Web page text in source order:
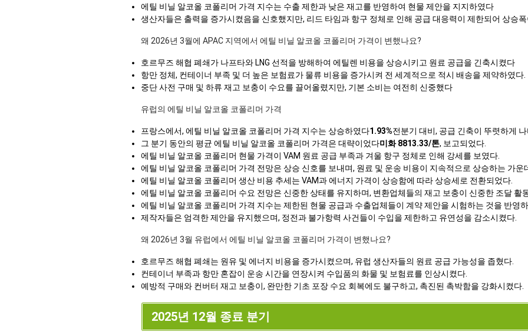
에틸 비닐 알코올 코폴리머 가격 지수는 수출 제한과 낮은 재고를 반영하여 현물 제안을 지지하였다
생산자들은 출력을 증가시켰음을 신호했지만, 리드 타임과 항구 정체로 인해 공급 대응력이 제한되어 상승
왜 2026년 3월에 APAC 지역에서 에틸 비닐 알코올 코폴리머 가격이 변했나요?
호르무즈 해협 폐쇄가 나프타와 LNG 선적을 방해하여 에틸렌 비용을 상승시키고 원료 공급을 긴축시켰다
항만 정체, 컨테이너 부족 및 더 높은 보험료가 물류 비용을 증가시켜 전 세계적으로 적시 배송을 제약하였다.
중단 사전 구매 및 하류 재고 보충이 수요를 끌어올렸지만, 기본 소비는 여전히 신중했다
유럽의 에틸 비닐 알코올 코폴리머 가격
프랑스에서, 에틸 비닐 알코올 코폴리머 가격 지수는 상승하였다1.93%전분기 대비, 공급 긴축이 뚜렷하게 나
그 분기 동안의 평균 에틸 비닐 알코올 코폴리머 가격은 대략이었다미화 8813.33/톤, 보고되었다.
에틸 비닐 알코올 코폴리머 현물 가격이 VAM 원료 공급 부족과 겨울 항구 정체로 인해 강세를 보였다.
에틸 비닐 알코올 코폴리머 가격 전망은 상승 신호를 보내며, 원료 및 운송 비용이 지속적으로 상승하는 가운
에틸 비닐 알코올 코폴리머 생산 비용 추세는 VAM과 에너지 가격이 상승함에 따라 상승세로 전환되었다.
에틸 비닐 알코올 코폴리머 수요 전망은 신중한 상태를 유지하며, 변환업체들의 재고 보충이 신중한 조달 활
에틸 비닐 알코올 코폴리머 가격 지수는 제한된 현물 공급과 수출업체들이 계약 제안을 시험하는 것을 반영
제작자들은 엄격한 제안을 유지했으며, 정전과 불가항력 사건들이 수입을 제한하고 유연성을 감소시켰다.
왜 2026년 3월 유럽에서 에틸 비닐 알코올 코폴리머 가격이 변했나요?
호르무즈 해협 폐쇄는 원유 및 에너지 비용을 증가시켰으며, 유럽 생산자들의 원료 공급 가능성을 좁혔다.
컨테이너 부족과 항만 혼잡이 운송 시간을 연장시켜 수입품의 화물 및 보험료를 인상시켰다.
예방적 구매와 컨버터 재고 보충이, 완만한 기초 포장 수요 회복에도 불구하고, 촉진된 촉박함을 강화시켰다.
2025년 12월 종료 분기